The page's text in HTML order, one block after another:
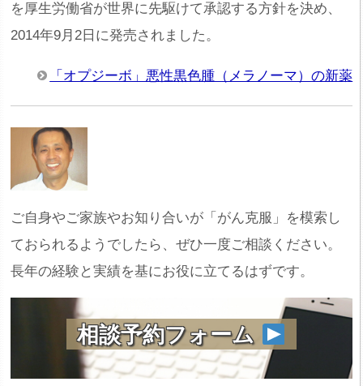
を厚生労働省が世界に先駆けて承認する方針を決め、
2014年9月2日に発売されました。
「オプジーボ」悪性黒色腫（メラノーマ）の新薬
ご自身やご家族やお知り合いが「がん克服」を模索し
ておられるようでしたら、ぜひ一度ご相談ください。
長年の経験と実績を基にお役に立てるはずです。
相談予約フォーム